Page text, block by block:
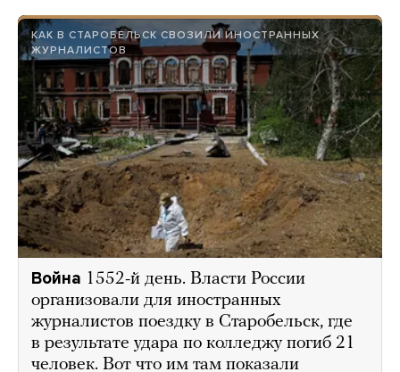
КАК В СТАРОБЕЛЬСК СВОЗИЛИ ИНОСТРАННЫХ
ЖУРНАЛИСТОВ
Война 1552-й день. Власти России
организовали для иностранных
журналистов поездку в Старобельск, где
в результате удара по колледжу погиб 21
человек. Вот что им там показали